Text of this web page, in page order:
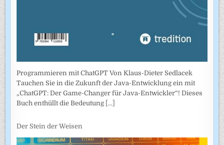
Programmieren mit ChatGPT Von Klaus-Dieter Sedlacek
Tauchen Sie in die Zukunft der Java-Entwicklung ein mit
„ChatGPT: Der Game-Changer für Java-Entwickler“! Dieses
Buch enthüllt die Bedeutung [...]
Der Stein der Weisen